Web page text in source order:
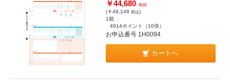
￥44,680 税抜
(￥49,148 税込)
1箱
4914ポイント
（10倍）
お申込番号 1H0094
カートへ